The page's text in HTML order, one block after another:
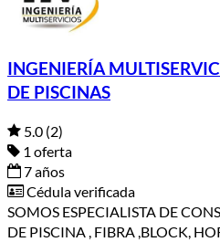
INGENIERÍA
DE PISCINAS
5.0 (2)
1 oferta
7 años
Cédula verificada
SOMOS ESPECIALISTA DE
DE PISCINA , FIBRA ,BLOCK,